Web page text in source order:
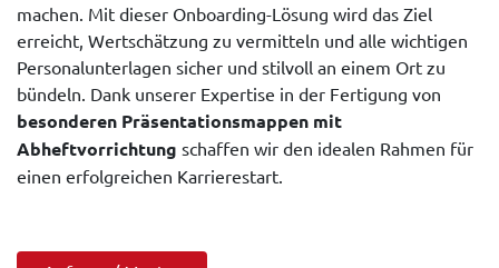
machen. Mit dieser Onboarding-Lösung wird das Ziel
erreicht, Wertschätzung zu vermitteln und alle wichtigen
Personalunterlagen sicher und stilvoll an einem Ort zu
bündeln. Dank unserer Expertise in der Fertigung von
besonderen Präsentationsmappen mit
Abheftvorrichtung schaffen wir den idealen Rahmen für
einen erfolgreichen Karrierestart.